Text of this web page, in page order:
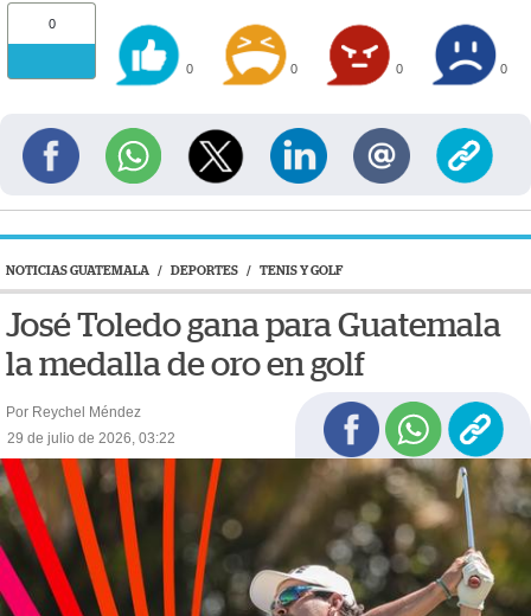
0
0 0 0 0
NOTICIAS GUATEMALA / DEPORTES / TENIS Y GOLF
José Toledo gana para Guatemala
la medalla de oro en golf
Por Reychel Méndez
29 de julio de 2026, 03:22